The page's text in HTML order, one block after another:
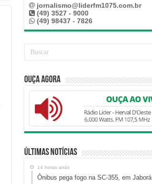
jornalismo@liderfm1075.com.br
(49) 3527 - 9000
(49) 98437 - 7826
Ouça Agora
Últimas Notícias
14 horas atrás
Ônibus pega fogo na SC-355, em Jaborá